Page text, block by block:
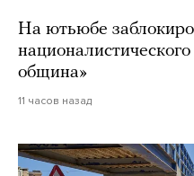
На ютьюбе
община»
11 часов назад